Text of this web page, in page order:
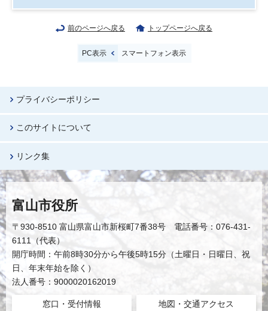
前のページへ戻る トップページへ戻る
PC表示 スマートフォン表示
プライバシーポリシー
このサイトについて
リンク集
富山市役所
〒930-8510 富山県富山市新桜町7番38号 電話番号：076-431-
6111（代表）
開庁時間：午前8時30分から午後5時15分（土曜日・日曜日、祝
日、年末年始を除く）
法人番号：9000020162019
窓口・受付情報 地図・交通アクセス